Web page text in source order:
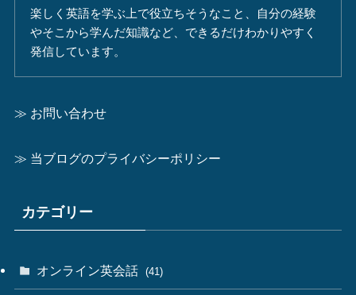
楽しく英語を学ぶ上で役立ちそうなこと、自分の経験
やそこから学んだ知識など、できるだけわかりやすく
発信しています。
≫ お問い合わせ
≫ 当ブログのプライバシーポリシー
カテゴリー
オンライン英会話 (41)